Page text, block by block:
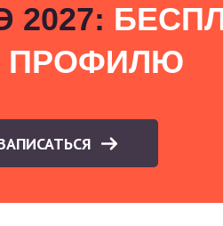
2027:
ПРОФИЛЮ